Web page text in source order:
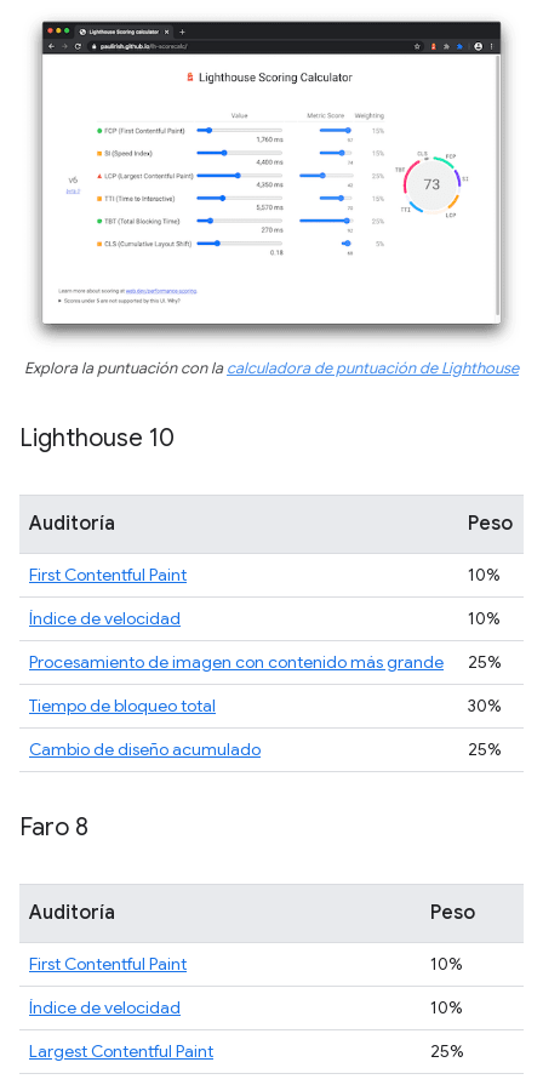
Explora la puntuación con lacalculadora de puntuación de Lighthouse
Lighthouse 10
Auditoría Peso
First Contentful Paint
10%
Índice de velocidad
10%
Procesamiento de imagen con contenido más grande
25%
Tiempo de bloqueo total
30%
Cambio de diseño acumulado
25%
Faro 8
Auditoría Peso
First Contentful Paint
10%
Índice de velocidad
10%
Largest Contentful Paint
25%